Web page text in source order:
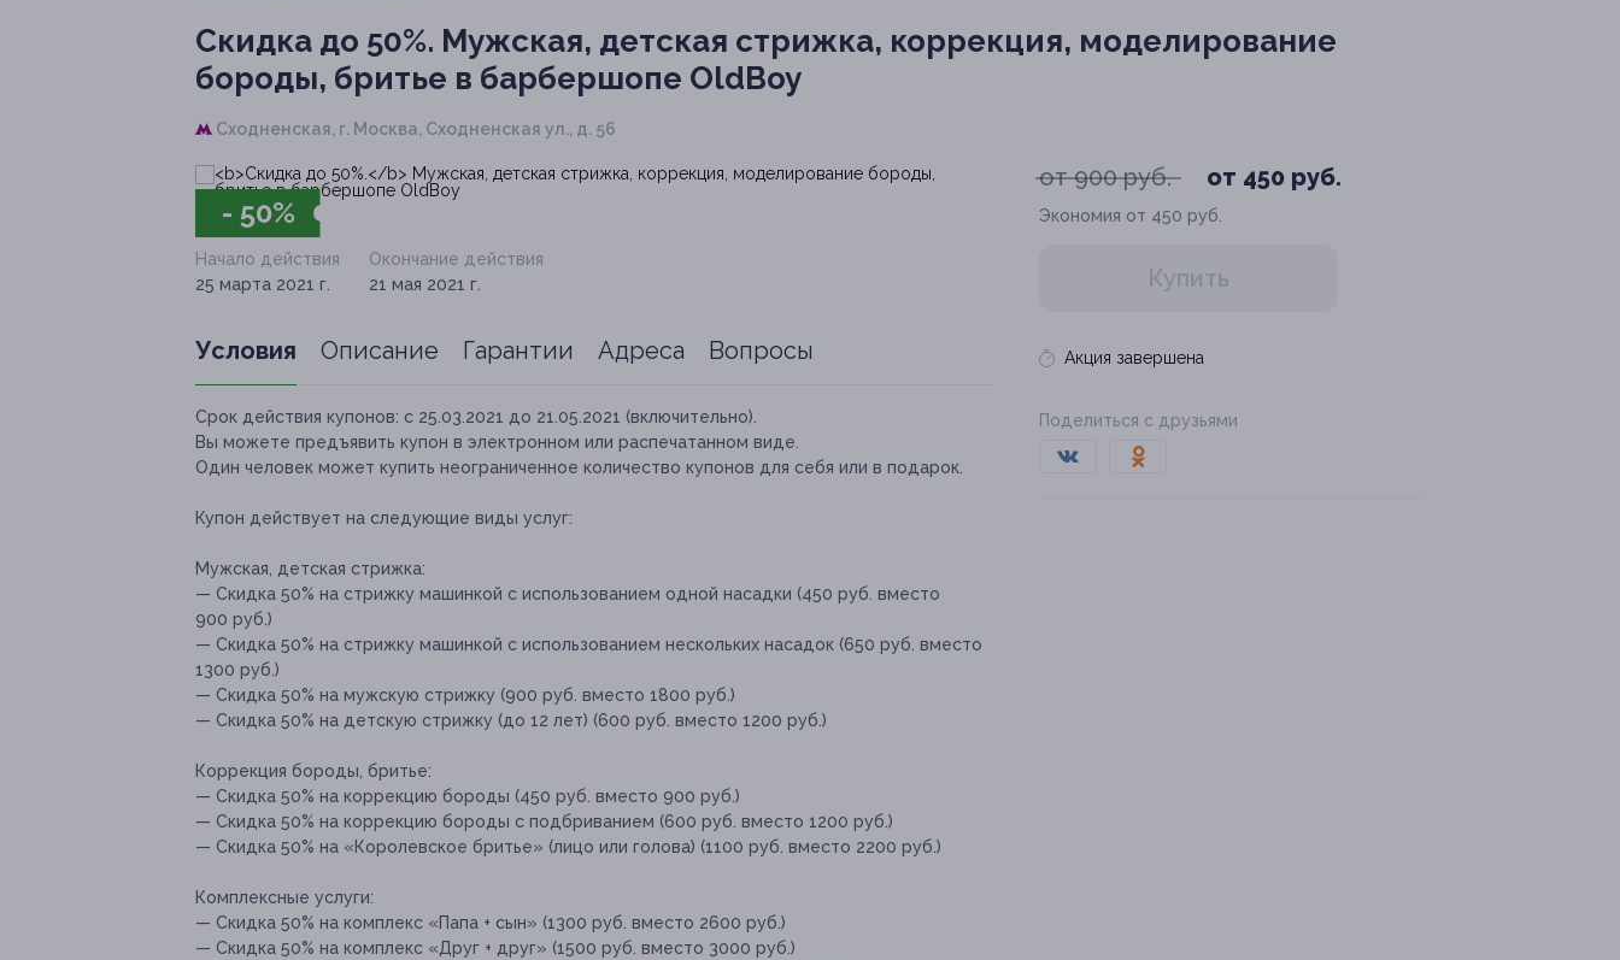
Скидка до 50%. Мужская, детская стрижка, коррекция, моделирование
бороды, бритье в барбершопе OldBoy
Сходненская, г. Москва, Сходненская ул., д. 56
- 50%
от 900 руб. от 450 руб.
Экономия от 450 руб.
Купить
Акция завершена
Поделиться с друзьями
Начало действия
25 марта 2021 г.
Окончание действия
21 мая 2021 г.
Условия Описание Гарантии Адреса Вопросы
Срок действия купонов: с 25.03.2021 до 21.05.2021 (включительно).
Вы можете предъявить купон в электронном или распечатанном виде.
Один человек может купить неограниченное количество купонов для себя или в подарок.
Купон действует на следующие виды услуг:
Мужская, детская стрижка:
— Скидка 50% на стрижку машинкой с использованием одной насадки (450 руб. вместо
900 руб.)
— Скидка 50% на стрижку машинкой с использованием нескольких насадок (650 руб. вместо
1300 руб.)
— Скидка 50% на мужскую стрижку (900 руб. вместо 1800 руб.)
— Скидка 50% на детскую стрижку (до 12 лет) (600 руб. вместо 1200 руб.)
Коррекция бороды, бритье:
— Скидка 50% на коррекцию бороды (450 руб. вместо 900 руб.)
— Скидка 50% на коррекцию бороды с подбриванием (600 руб. вместо 1200 руб.)
— Скидка 50% на «Королевское бритье» (лицо или голова) (1100 руб. вместо 2200 руб.)
Комплексные услуги:
— Скидка 50% на комплекс «Папа + сын» (1300 руб. вместо 2600 руб.)
— Скидка 50% на комплекс «Друг + друг» (1500 руб. вместо 3000 руб.)